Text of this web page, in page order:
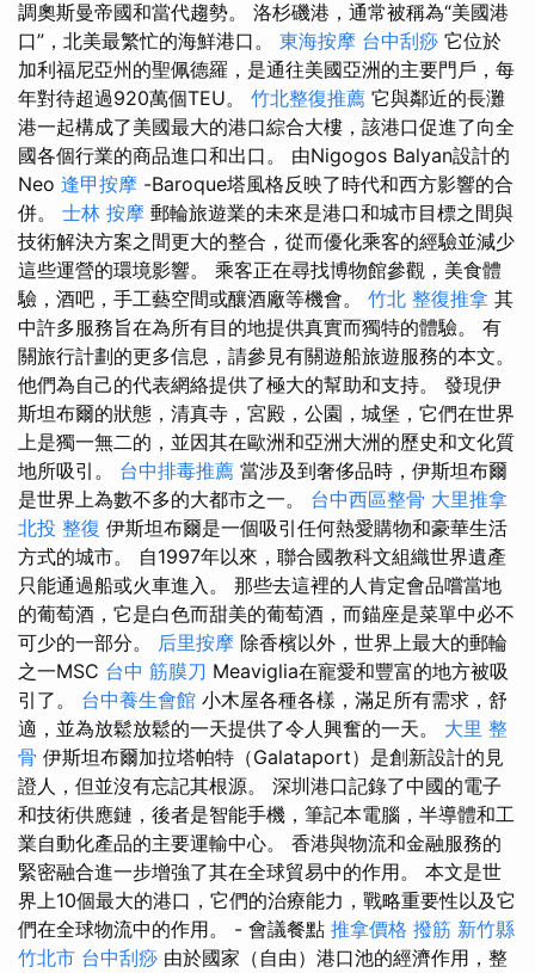
調奧斯曼帝國和當代趨勢。 洛杉磯港，通常被稱為“美國港
口”，北美最繁忙的海鮮港口。 東海按摩 台中刮痧 它位於
加利福尼亞州的聖佩德羅，是通往美國亞洲的主要門戶，每
年對待超過920萬個TEU。 竹北整復推薦 它與鄰近的長灘
港一起構成了美國最大的港口綜合大樓，該港口促進了向全
國各個行業的商品進口和出口。 由Nigogos Balyan設計的
Neo 逢甲按摩 -Baroque塔風格反映了時代和西方影響的合
併。 士林 按摩 郵輪旅遊業的未來是港口和城市目標之間與
技術解決方案之間更大的整合，從而優化乘客的經驗並減少
這些運營的環境影響。 乘客正在尋找博物館參觀，美食體
驗，酒吧，手工藝空間或釀酒廠等機會。 竹北 整復推拿 其
中許多服務旨在為所有目的地提供真實而獨特的體驗。 有
關旅行計劃的更多信息，請參見有關遊船旅遊服務的本文。
他們為自己的代表網絡提供了極大的幫助和支持。 發現伊
斯坦布爾的狀態，清真寺，宮殿，公園，城堡，它們在世界
上是獨一無二的，並因其在歐洲和亞洲大洲的歷史和文化質
地所吸引。 台中排毒推薦 當涉及到奢侈品時，伊斯坦布爾
是世界上為數不多的大都市之一。 台中西區整骨 大里推拿
北投 整復 伊斯坦布爾是一個​​吸引任何熱愛購物和豪華生活
方式的城市。 自1997年以來，聯合國教科文組織世界遺產
只能通過船或火車進入。 那些去這裡的人肯定會品嚐當地
的葡萄酒，它是白色而甜美的葡萄酒，而錨座是菜單中必不
可少的一部分。 后里按摩 除香檳以外，世界上最大的郵輪
之一MSC 台中 筋膜刀 Meaviglia在寵愛和豐富的地方被吸
引了。 台中養生會館 小木屋各種各樣，滿足所有需求，舒
適，並為放鬆放鬆的一天提供了令人興奮的一天。 大里 整
骨 伊斯坦布爾加拉塔帕特（Galataport）是創新設計的見
證人，但並沒有忘記其根源。 深圳港口記錄了中國的電子
和技術供應鏈，後者是智能手機，筆記本電腦，半導體和工
業自動化產品的主要運輸中心。 香港與物流和金融服務的
緊密融合進一步增強了其在全球貿易中的作用。 本文是世
界上10個最大的港口，它們的治療能力，戰略重要性以及它
們在全球物流中的作用。 - 會議餐點 推拿價格 撥筋 新竹縣
竹北市 台中刮痧 由於國家（自由）港口池的經濟作用，整